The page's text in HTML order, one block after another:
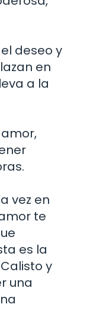
deseo y
en
a la
vez en
te
es la
y
una